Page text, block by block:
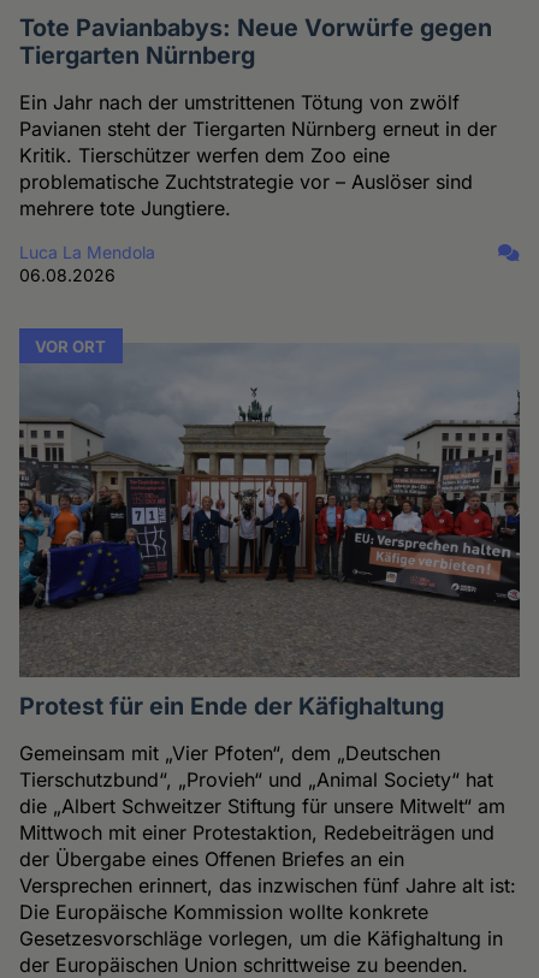
Tote Pavianbabys: Neue Vorwürfe gegen
Tiergarten Nürnberg
Ein Jahr nach der umstrittenen Tötung von zwölf
Pavianen steht der Tiergarten Nürnberg erneut in der
Kritik. Tierschützer werfen dem Zoo eine
problematische Zuchtstrategie vor – Auslöser sind
mehrere tote Jungtiere.
Luca La Mendola
06.08.2026
VOR ORT
Protest für ein Ende der Käfighaltung
Gemeinsam mit „Vier Pfoten“, dem „Deutschen
Tierschutzbund“, „Provieh“ und „Animal Society“ hat
die „Albert Schweitzer Stiftung für unsere Mitwelt“ am
Mittwoch mit einer Protestaktion, Redebeiträgen und
der Übergabe eines Offenen Briefes an ein
Versprechen erinnert, das inzwischen fünf Jahre alt ist:
Die Europäische Kommission wollte konkrete
Gesetzesvorschläge vorlegen, um die Käfighaltung in
der Europäischen Union schrittweise zu beenden.